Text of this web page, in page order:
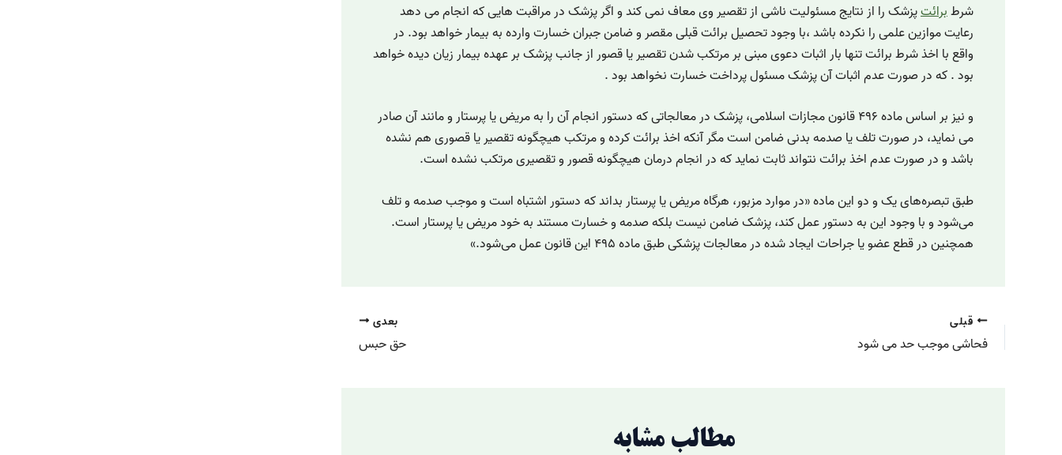
شرطبرائتپزشک را از نتایج مسئولیت ناشی از تقصیر وی معاف نمی کند و اگر پزشک در مراقبت هایی که انجام می دهد
رعایت موازین علمی را نکرده باشد ،با وجود تحصیل برائت قبلی مقصر و ضامن جبران خسارت وارده به بیمار خواهد بود. در
واقع با اخذ شرط برائت تنها بار اثبات دعوی مبنی بر مرتکب شدن تقصیر یا قصور از جانب پزشک بر عهده بیمار زیان دیده خواهد
بود . که در صورت عدم اثبات آن پزشک مسئول پرداخت خسارت نخواهد بود .
و نیز بر اساس ماده ۴۹۶ قانون مجازات اسلامی، پزشک در معالجاتی که دستور انجام آن را به مریض یا پرستار و مانند آن صادر
می نماید، در صورت تلف یا صدمه بدنی ضامن است مگر آنکه اخذ برائت کرده و مرتکب هیچگونه تقصیر یا قصوری هم نشده
باشد و در صورت عدم اخذ برائت نتواند ثابت نماید که در انجام درمان هیچگونه قصور و تقصیری مرتکب نشده است.
طبق تبصره‌های یک و دو این ماده «در موارد مزبور، هرگاه مریض یا پرستار بداند که دستور اشتباه است و موجب صدمه و تلف
می‌شود و با وجود این به دستور عمل کند، پزشک ضامن نیست بلکه صدمه و خسارت مستند به خود مریض یا پرستار است.
همچنین در قطع عضو یا جراحات ایجاد شده در معالجات پزشکی طبق ماده ۴۹۵ این قانون عمل می‌شود.»
قبلی
فحاشی موجب حد می شود
بعدی
حق حبس
مطالب مشابه